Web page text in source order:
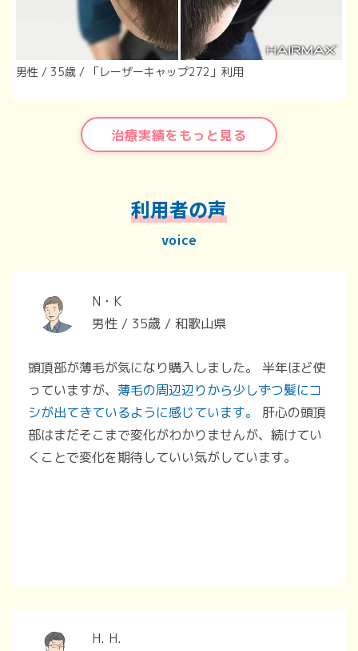
男性 / 35歳 / 「レーザーキャップ272」利用
治療実績をもっと見る
利用者の声
voice
N・K
男性 / 35歳 / 和歌山県
頭頂部が薄毛が気になり購入しました。 半年ほど使
っていますが、 薄毛の周辺辺りから少しずつ髪にコ
シが出てきているように感じています。
肝心の頭頂
部はまだそこまで変化がわかりませんが、続けてい
くことで変化を期待していい気がしています。
H. H.